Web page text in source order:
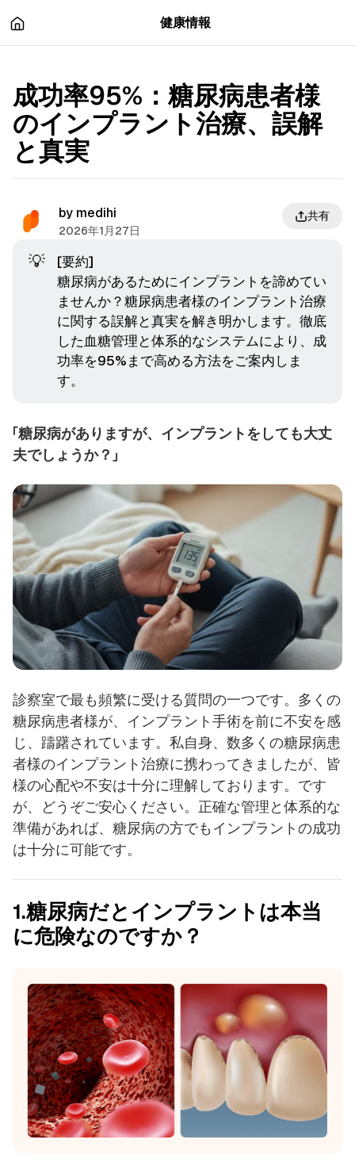
健康情報
成功率95%：糖尿病患者様
のインプラント治療、誤解
と真実
by medihi
2026年1月27日
共有
💡
[要約]
糖尿病があるためにインプラントを諦めてい
ませんか？糖尿病患者様のインプラント治療
に関する誤解と真実を解き明かします。徹底
した血糖管理と体系的なシステムにより、成
功率を95%まで高める方法をご案内しま
す。
「糖尿病がありますが、インプラントをしても大丈
夫でしょうか？」
診察室で最も頻繁に受ける質問の一つです。多くの
糖尿病患者様が、インプラント手術を前に不安を感
じ、躊躇されています。私自身、数多くの糖尿病患
者様のインプラント治療に携わってきましたが、皆
様の心配や不安は十分に理解しております。です
が、どうぞご安心ください。正確な管理と体系的な
準備があれば、糖尿病の方でもインプラントの成功
は十分に可能です。
1.糖尿病だとインプラントは本当
に危険なのですか？